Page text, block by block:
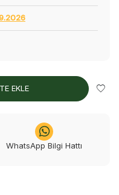
EKLE
WhatsApp Bilgi Hattı